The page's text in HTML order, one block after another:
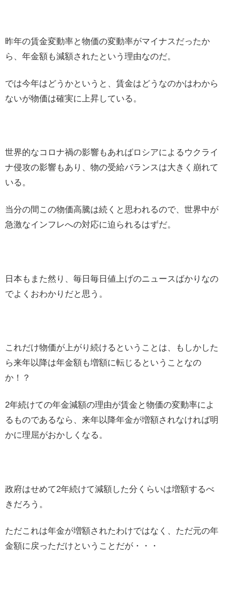
昨年の賃金変動率と物価の変動率がマイナスだったか
ら、年金額も減額されたという理由なのだ。
では今年はどうかというと、賃金はどうなのかはわから
ないが物価は確実に上昇している。
世界的なコロナ禍の影響もあればロシアによるウクライ
ナ侵攻の影響もあり、物の受給バランスは大きく崩れて
いる。
当分の間この物価高騰は続くと思われるので、世界中が
急激なインフレへの対応に迫られるはずだ。
日本もまた然り、毎日毎日値上げのニュースばかりなの
でよくおわかりだと思う。
これだけ物価が上がり続けるということは、もしかした
ら来年以降は年金額も増額に転じるということなの
か！？
2年続けての年金減額の理由が賃金と物価の変動率によ
るものであるなら、来年以降年金が増額されなければ明
かに理屈がおかしくなる。
政府はせめて2年続けて減額した分くらいは増額するべ
きだろう。
ただこれは年金が増額されたわけではなく、ただ元の年
金額に戻っただけということだが・・・